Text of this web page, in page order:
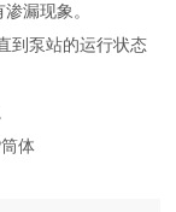
漏现象。
到泵站的运行状态